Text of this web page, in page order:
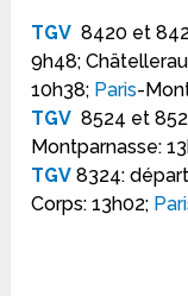
TGV 8420 et
9h48;
10h38; Paris-
TGV 8524 et
Montparnasse:
TGV 8324:
Corps: 13h02;